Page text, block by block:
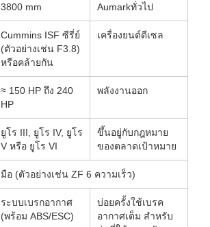
3800 mm
Aumarkทั่วไป
Cummins ISF ซีรี่ย์
(ตัวอย่างเช่น F3.8)
หรือคล้ายกัน
เครื่องยนต์ดีเซล
≈ 150 HP ถึง 240
HP
พลังงานออก
ยูโร III, ยูโร IV, ยูโร
V หรือ ยูโร VI
ขึ้นอยู่กับกฎหมาย
ของตลาดเป้าหมาย
มือ (ตัวอย่างเช่น ZF 6 ความเร็ว)
ระบบเบรกอากาศ
(พร้อม ABS/ESC)
บ่อยครั้งใช้เบรค
อากาศเต็ม สําหรับ